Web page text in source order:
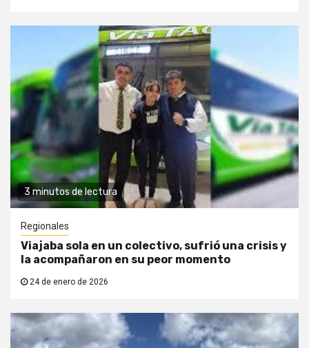
3 minutos de lectura
Regionales
Viajaba sola en un colectivo, sufrió una crisis y
la acompañaron en su peor momento
24 de enero de 2026